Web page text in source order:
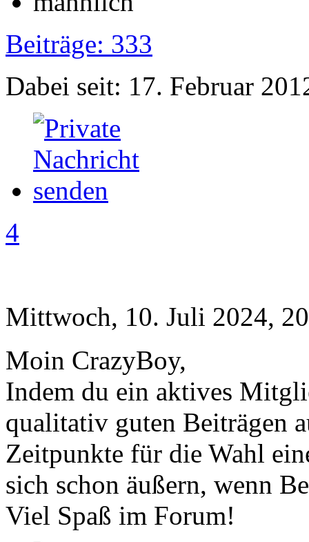
Beiträge: 333
Dabei seit: 17. Februar
4
Mittwoch, 10. Juli 2024,
Moin CrazyBoy,
Indem du ein aktives
qualitativ guten Beiträgen
Zeitpunkte für die Wahl
sich schon äußern, wenn
Viel Spaß im Forum!